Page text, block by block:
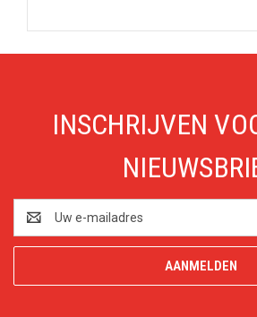
INSCHRIJVEN
mailadres